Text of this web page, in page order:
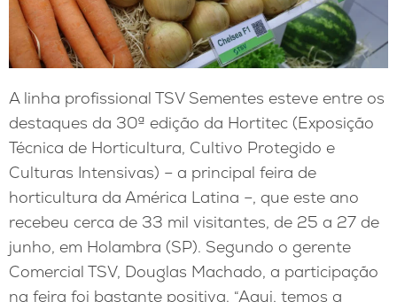
A linha profissional TSV Sementes esteve entre os
destaques da 30ª edição da Hortitec (Exposição
Técnica de Horticultura, Cultivo Protegido e
Culturas Intensivas) – a principal feira de
horticultura da América Latina –, que este ano
recebeu cerca de 33 mil visitantes, de 25 a 27 de
junho, em Holambra (SP). Segundo o gerente
Comercial TSV, Douglas Machado, a participação
na feira foi bastante positiva. “Aqui, temos a